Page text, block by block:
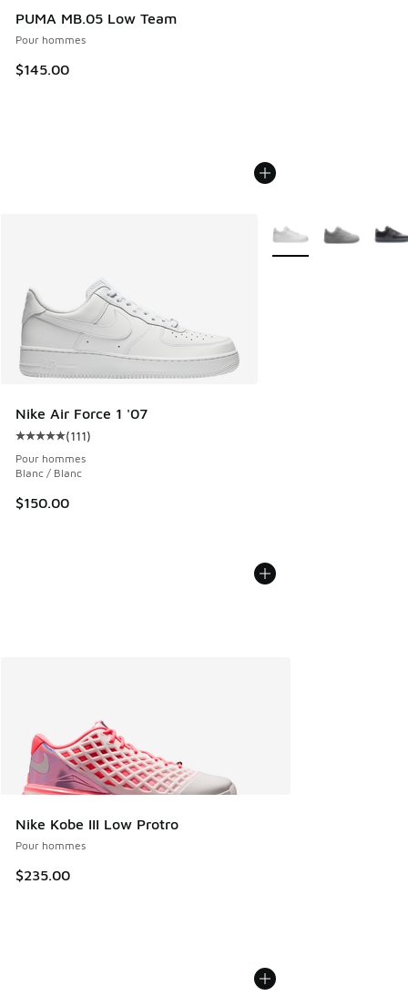
PUMA MB.05 Low Team
Pour hommes
$145.00
Nike Air Force 1 '07
Cote moyenne du client - [5 sur 5 étoiles], 111
(111)
Pour hommes
Blanc / Blanc
$150.00
Plus de couleurs
Nike Kobe III Low Protro
Pour hommes
$235.00